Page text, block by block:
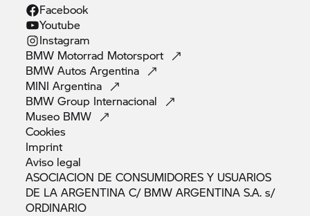
Facebook
Youtube
Instagram
BMW Motorrad Motorsport
BMW AutosArgentina
MINIArgentina
BMW Group Internacional
Museo BMW
Cookies
Imprint
Aviso legal
ASOCIACION DE CONSUMIDORES Y USUARIOS
DE LA ARGENTINA C/ BMW ARGENTINA S.A. s/
ORDINARIO